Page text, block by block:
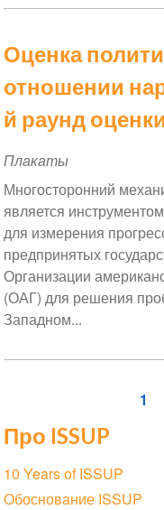
Оценка
отношении
й раунд
Плакаты
Многосторонний
является
для измерения
предпринятых
Организации
(ОАГ) для решения
Западном...
страниц
1
Про ISSUP
Section
navigation
10 Years of ISSUP
Обоснование ISSUP